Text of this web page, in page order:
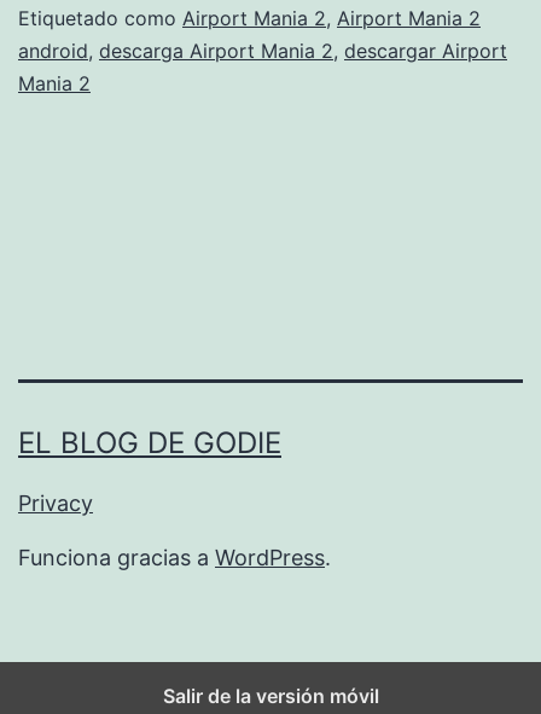
o
r
p
A
Etiquetado como Airport Mania 2, Airport Mania 2
android, descarga Airport Mania 2, descargar Airport
Mania 2
EL BLOG DE GODIE
Privacy
Funciona gracias a WordPress.
Salir de la versión móvil